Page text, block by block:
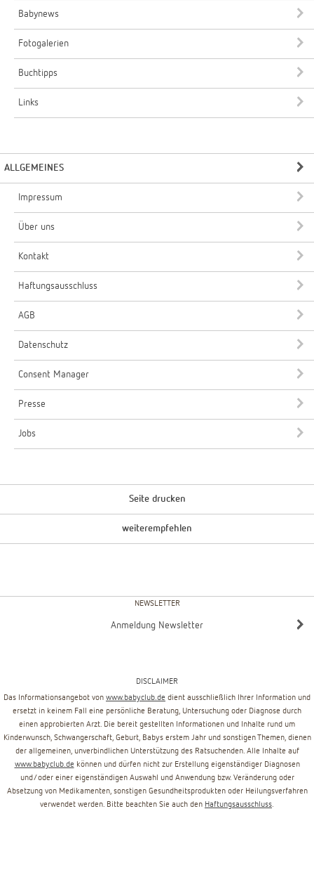
Babynews
Fotogalerien
Buchtipps
Links
ALLGEMEINES
Impressum
Über uns
Kontakt
Haftungsausschluss
AGB
Datenschutz
Consent Manager
Presse
Jobs
Seite drucken
weiterempfehlen
NEWSLETTER
Anmeldung Newsletter
DISCLAIMER
Das Informationsangebot von www.babyclub.de dient ausschließlich Ihrer Information und
ersetzt in keinem Fall eine persönliche Beratung, Untersuchung oder Diagnose durch
einen approbierten Arzt. Die bereit gestellten Informationen und Inhalte rund um
Kinderwunsch, Schwangerschaft, Geburt, Babys erstem Jahr und sonstigen Themen, dienen
der allgemeinen, unverbindlichen Unterstützung des Ratsuchenden. Alle Inhalte auf
www.babyclub.de können und dürfen nicht zur Erstellung eigenständiger Diagnosen
und/oder einer eigenständigen Auswahl und Anwendung bzw. Veränderung oder
Absetzung von Medikamenten, sonstigen Gesundheitsprodukten oder Heilungsverfahren
verwendet werden. Bitte beachten Sie auch den Haftungsausschluss.